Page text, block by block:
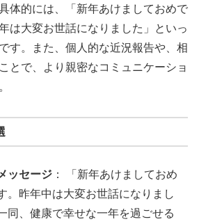
体的には、「新年あけましておめで
は大変お世話になりました」といっ
す。また、個人的な近況報告や、相
とで、より親密なコミュニケーショ
ッセージ ： 「新年あけましておめ
。昨年中は大変お世話になりまし
同、健康で幸せな一年を過ごせる